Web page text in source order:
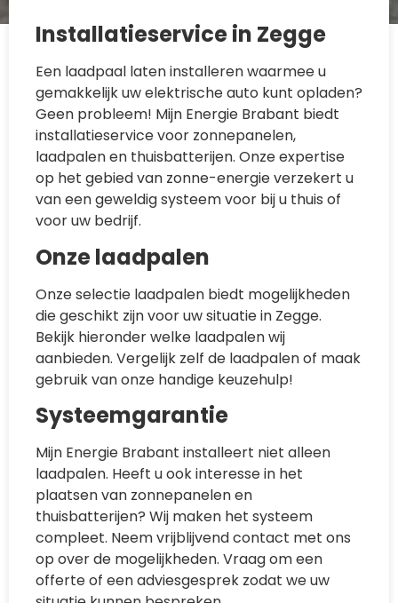
Installatieservice in Zegge
Een laadpaal laten installeren waarmee u
gemakkelijk uw elektrische auto kunt opladen?
Geen probleem! Mijn Energie Brabant biedt
installatieservice voor zonnepanelen,
laadpalen en thuisbatterijen. Onze expertise
op het gebied van zonne-energie verzekert u
van een geweldig systeem voor bij u thuis of
voor uw bedrijf.
Onze laadpalen
Onze selectie laadpalen biedt mogelijkheden
die geschikt zijn voor uw situatie in Zegge.
Bekijk hieronder welke laadpalen wij
aanbieden. Vergelijk zelf de laadpalen of maak
gebruik van onze handige keuzehulp!
Systeemgarantie
Mijn Energie Brabant installeert niet alleen
laadpalen. Heeft u ook interesse in het
plaatsen van zonnepanelen en
thuisbatterijen? Wij maken het systeem
compleet. Neem vrijblijvend contact met ons
op over de mogelijkheden. Vraag om een
offerte of een adviesgesprek zodat we uw